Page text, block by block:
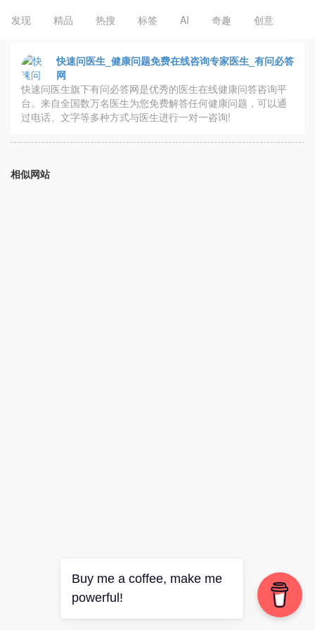
发现 精品 热搜 标签 AI 奇趣 创意
快速问医生_健康问题免费在线咨询专家医生_有问必答
网
快速问医生旗下有问必答网是优秀的医生在线健康问答咨询平
台。来自全国数万名医生为您免费解答任何健康问题，可以通
过电话、文字等多种方式与医生进行一对一咨询!
相似网站
Buy me a coffee, make me
powerful!